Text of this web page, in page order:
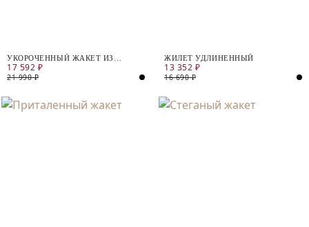
УКОРОЧЕННЫЙ ЖАКЕТ ИЗ
ЭКОКОЖИ
17 592 ₽
21 990 ₽
ЖИЛЕТ УДЛИНЕННЫЙ
13 352 ₽
16 690 ₽